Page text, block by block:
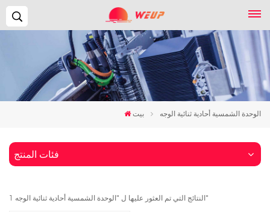
بيت الوحدة الشمسية أحادية ثنائية الوجه
فئات المنتج
1 النتائج التي تم العثور عليها ل "الوحدة الشمسية أحادية ثنائية الوجه"